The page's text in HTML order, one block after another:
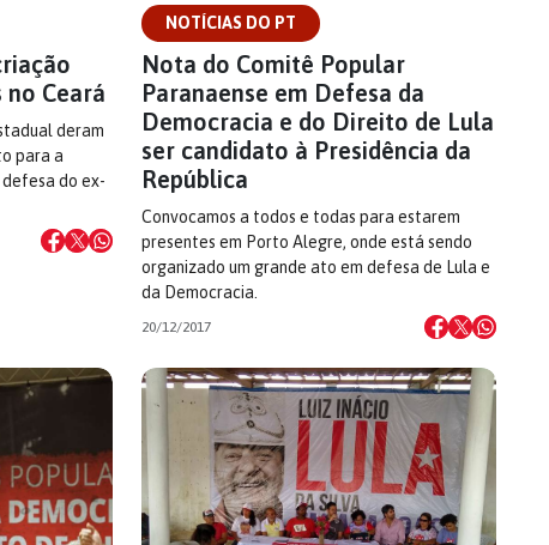
Ceará
deram
para a
do ex-
NOTÍCIAS DO PT
Nota do Comitê Popular
Paranaense em Defesa da
Democracia e do Direito de Lula
ser candidato à Presidência da
República
Convocamos a todos e todas para estarem
presentes em Porto Alegre, onde está sendo
organizado um grande ato em defesa de Lula e
da Democracia.
20/12/2017